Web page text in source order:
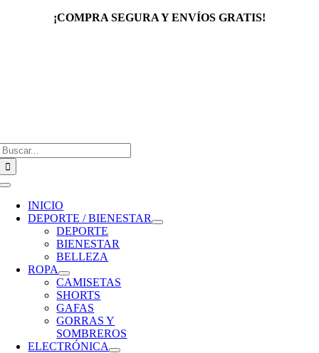
¡COMPRA SEGURA Y ENVÍOS GRATIS!
Toggle
Navigation
INICIO
DEPORTE / BIENESTAR
DEPORTE
BIENESTAR
BELLEZA
ROPA
CAMISETAS
SHORTS
GAFAS
GORRAS Y
SOMBREROS
ELECTRÓNICA